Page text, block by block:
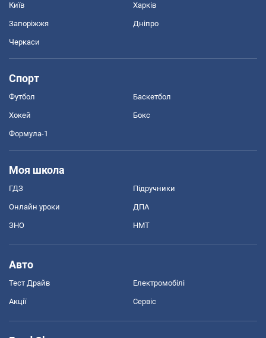
Київ Харків
Запоріжжя Дніпро
Черкаси
Спорт
Футбол Баскетбол
Хокей Бокс
Формула-1
Моя школа
ГДЗ Підручники
Онлайн уроки ДПА
ЗНО НМТ
Авто
Тест Драйв Електромобілі
Акції Сервіс